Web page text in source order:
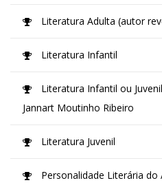
Literatura Adulta (autor
Literatura Infantil
Literatura Infantil ou
Jannart Moutinho Ribeiro
Literatura Juvenil
Personalidade Literária do